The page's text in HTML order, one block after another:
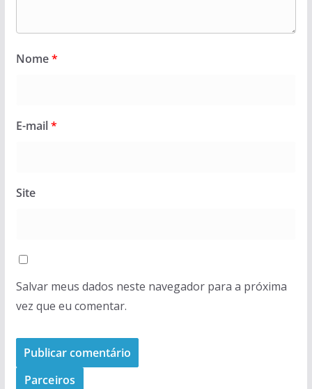
Nome*
E-mail*
Site
Salvar meus dados neste navegador para a próxima
vez que eu comentar.
Parceiros